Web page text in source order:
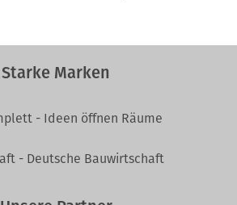
Starke Marken